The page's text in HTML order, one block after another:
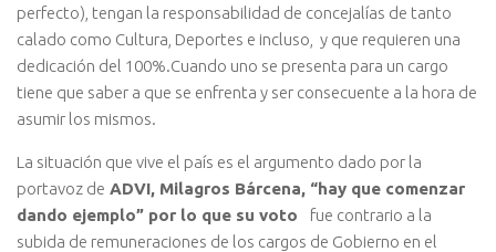
perfecto), tengan la responsabilidad de concejalías de tanto
calado como Cultura, Deportes e incluso, y que requieren una
dedicación del 100%.Cuando uno se presenta para un cargo
tiene que saber a que se enfrenta y ser consecuente a la hora de
asumir los mismos.
La situación que vive el país es el argumento dado por la
portavoz de ADVI, Milagros Bárcena, “hay que comenzar
dando ejemplo” por lo que su voto
fue contrario a la
subida de remuneraciones de los cargos de Gobierno en el